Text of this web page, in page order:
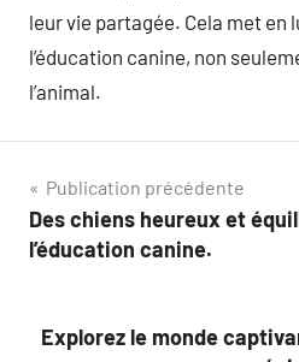
leur vie partagée. Cela met en
l’éducation canine, non
l’animal.
Navigation
de
Publication précédente
Des chiens heureux et
l’éducation canine.
Explorez le monde